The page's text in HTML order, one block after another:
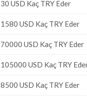
30 USD Kaç TRY Eder
1580 USD Kaç TRY Eder
70000 USD Kaç TRY Eder
105000 USD Kaç TRY
8500 USD Kaç TRY Eder